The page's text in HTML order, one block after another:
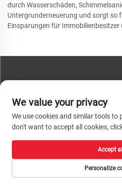
durch Wasserschäden,
Untergrunderneuerung und sorgt so
Einsparungen für Immobilienbesitzer
Telefon:+86-
Tel.:+86-
Urheberrecht © 2026 Shandong Huacheng
Ltd. Alle Rechte vorbehalten. |
We value your privacy
We use cookies and similar tools to
don't want to accept all cookies,
Personalize
Accept all